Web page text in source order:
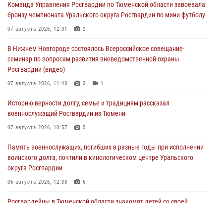
Команда Управления Росгвардии по Тюменской области завоевала
бронзу чемпионата Уральского округа Росгвардии по мини-футболу
07 августа 2026, 12:01 2
В Нижнем Новгороде состоялось Всероссийское совещание-
семинар по вопросам развития вневедомственной охраны
Росгвардии (видео)
07 августа 2026, 11:48 3 1
Историю верности долгу, семье и традициям рассказал
военнослужащий Росгвардии из Тюмени
07 августа 2026, 10:57 5
Память военнослужащих, погибших в разные годы при исполнении
воинского долга, почтили в кинологическом центре Уральского
округа Росгвардии
06 августа 2026, 12:38 6